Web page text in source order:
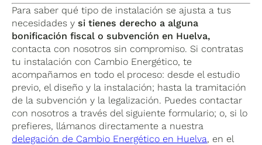
Para saber qué tipo de instalación se ajusta a tus
necesidades ysi tienes derecho a alguna
bonificación fiscal o subvención en Huelva,
contacta con nosotros sin compromiso. Si contratas
tu instalación con Cambio Energético, te
acompañamos en todo el proceso: desde el estudio
previo, el diseño y la instalación; hasta la tramitación
de la subvención y la legalización. Puedes contactar
con nosotros a través del siguiente formulario; o, si lo
prefieres, llámanos directamente a nuestra
delegación de Cambio Energético en Huelva, en el